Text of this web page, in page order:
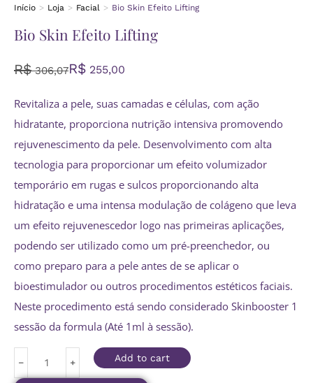
Você está aqui:
Início Loja Facial Bio Skin Efeito Lifting
Bio Skin Efeito Lifting
R$306,07R$ 255,00
Revitaliza a pele, suas camadas e células, com ação
hidratante, proporciona nutrição intensiva promovendo
rejuvenescimento da pele. Desenvolvimento com alta
tecnologia para proporcionar um efeito volumizador
temporário em rugas e sulcos proporcionando alta
hidratação e uma intensa modulação de colágeno que leva
um efeito rejuvenescedor logo nas primeiras aplicações,
podendo ser utilizado como um pré-preenchedor, ou
como preparo para a pele antes de se aplicar o
bioestimulador ou outros procedimentos estéticos faciais.
Neste procedimento está sendo considerado Skinbooster 1
sessão da formula (Até 1ml à sessão).
﹣ ﹢ Add to cart